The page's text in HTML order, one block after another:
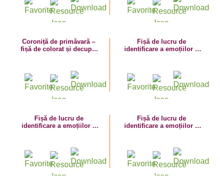
Coroniță de primăvară –
fișă de colorat și decupat
Fișă de lucru de
identificare a emoțiilor –
Fișă de lucru de
identificare a emoțiilor –
Fișă de lucru de
identificare a emoțiilor –